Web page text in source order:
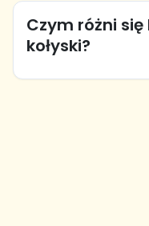
Czym różni się
kołyski?